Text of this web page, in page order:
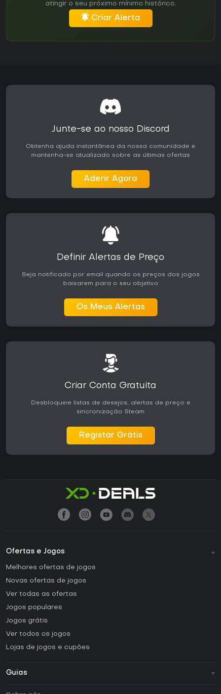
atingir o seu próximo mínimo histórico.
Criar Alerta
Junte-se ao nosso Discord
Obtenha ajuda instantânea da nossa comunidade e
mantenha-se atualizado sobre as últimas ofertas
Aderir Agora
Definir Alertas de Preço
Seja notificado por email quando os preços dos jogos
baixarem para o seu objetivo
Os Meus Alertas
Criar Conta Gratuita
Desbloqueie listas de desejos, alertas de preço e
sincronização Steam
Registar Grátis
Ofertas e Jogos
Melhores ofertas de jogos
Novas ofertas de jogos
Ver todas as ofertas
Jogos populares
Jogos grátis
Ver todos os jogos
Lojas de jogos e cupões
Guias